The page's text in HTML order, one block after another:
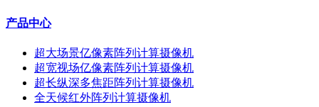
产品中心
超大场景亿像素阵列计算摄像机
超宽视场亿像素阵列计算摄像机
超长纵深多焦距阵列计算摄像机
全天候红外阵列计算摄像机